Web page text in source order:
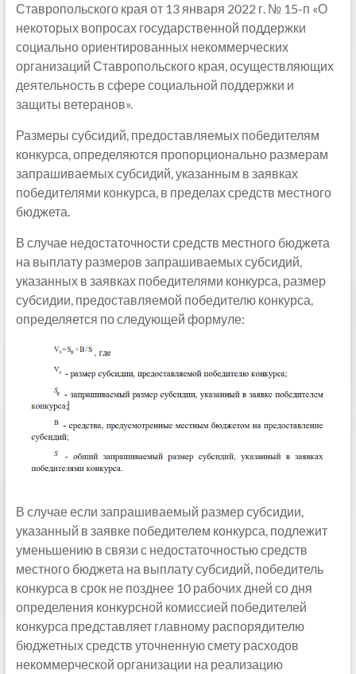
Ставропольского края от 13 января 2022 г. № 15-п «О
некоторых вопросах государственной поддержки
социально ориентированных некоммерческих
организаций Ставропольского края, осуществляющих
деятельность в сфере социальной поддержки и
защиты ветеранов».
Размеры субсидий, предоставляемых победителям
конкурса, определяются пропорционально размерам
запрашиваемых субсидий, указанным в заявках
победителями конкурса, в пределах средств местного
бюджета.
В случае недостаточности средств местного бюджета
на выплату размеров запрашиваемых субсидий,
указанных в заявках победителями конкурса, размер
субсидии, предоставляемой победителю конкурса,
определяется по следующей формуле:
В случае если запрашиваемый размер субсидии,
указанный в заявке победителем конкурса, подлежит
уменьшению в связи с недостаточностью средств
местного бюджета на выплату субсидий, победитель
конкурса в срок не позднее 10 рабочих дней со дня
определения конкурсной комиссией победителей
конкурса представляет главному распорядителю
бюджетных средств уточненную смету расходов
некоммерческой организации на реализацию